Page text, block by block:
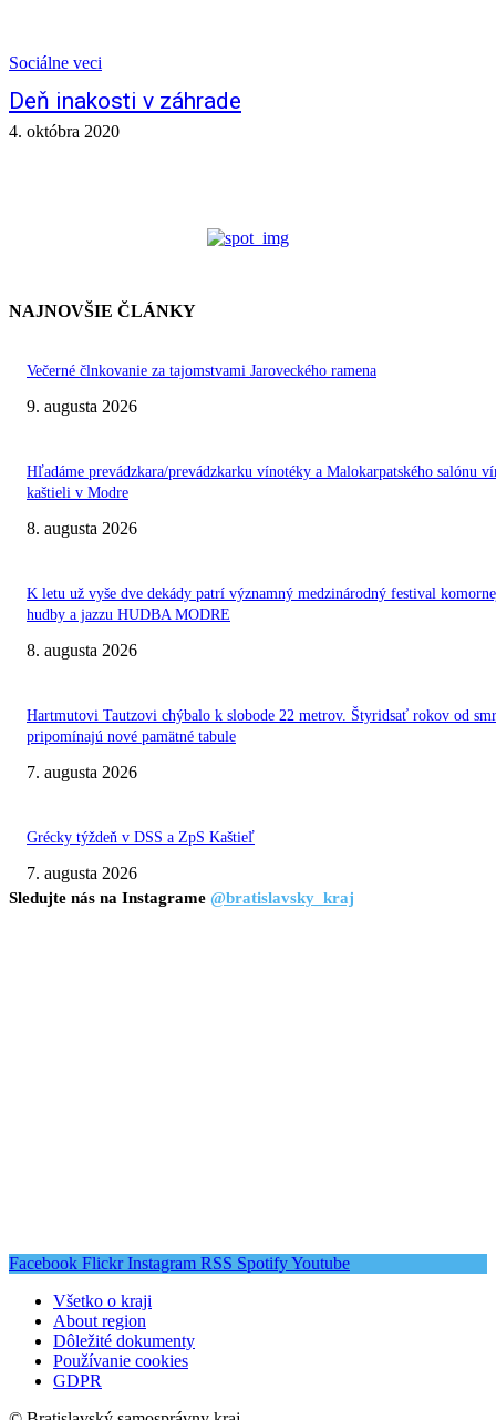
Sociálne veci
Deň inakosti v záhrade
4. októbra 2020
NAJNOVŠIE ČLÁNKY
Večerné člnkovanie za tajomstvami Jaroveckého ramena
9. augusta 2026
Hľadáme prevádzkara/prevádzkarku vínotéky a Malokarpatského salónu
kaštieli v Modre
8. augusta 2026
K letu už vyše dve dekády patrí významný medzinárodný festival
hudby a jazzu HUDBA MODRE
8. augusta 2026
Hartmutovi Tautzovi chýbalo k slobode 22 metrov. Štyridsať rokov od
pripomínajú nové pamätné tabule
7. augusta 2026
Grécky týždeň v DSS a ZpS Kaštieľ
7. augusta 2026
Sledujte nás na Instagrame @bratislavsky_kraj
Facebook Flickr Instagram RSS SpotifyYoutube
Všetko o kraji
About region
Dôležité dokumenty
Používanie cookies
GDPR